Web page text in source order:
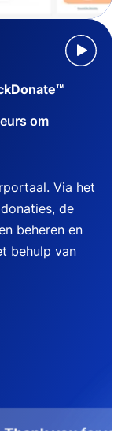
om
Via het
de
beheren en
behulp van